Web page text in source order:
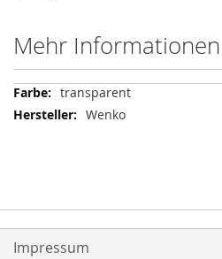
Mehr Informationen
Mehr
Informationen
transparent
Wenko
Impressum